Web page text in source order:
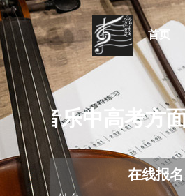
首页
音乐中高考方
阿萨德
在线报名